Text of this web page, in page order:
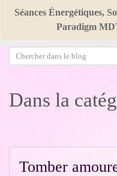
Séances Énergétiques,
Paradigm
Dans la
Tomber